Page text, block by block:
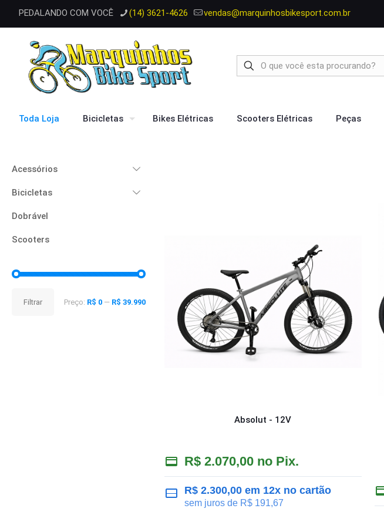
PEDALANDO COM VOCÊ (14) 3621-4626 vendas@marquinhosbikesport.com.br
Toda Loja Bicicletas Bikes Elétricas Scooters Elétricas Peças
Absolut - 12V
R$2.070,00 no Pix.
R$2.300,00em 12x no cartão
sem juros de R$191,67
Acessórios
Bicicletas
Dobrável
Scooters
Filtrar Preço: R$ 0— R$ 39.990